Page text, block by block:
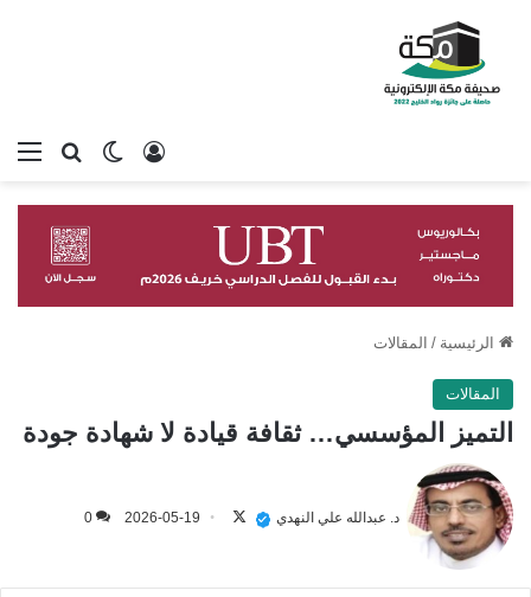
بحثالوضع
تسجيل الدخول
الرئيسية / المقالات
المقالات
التميز المؤسسي… ثقافة قيادة لا شهادة جودة
د. عبدالله علي النهدي
على
2026-05-19
0